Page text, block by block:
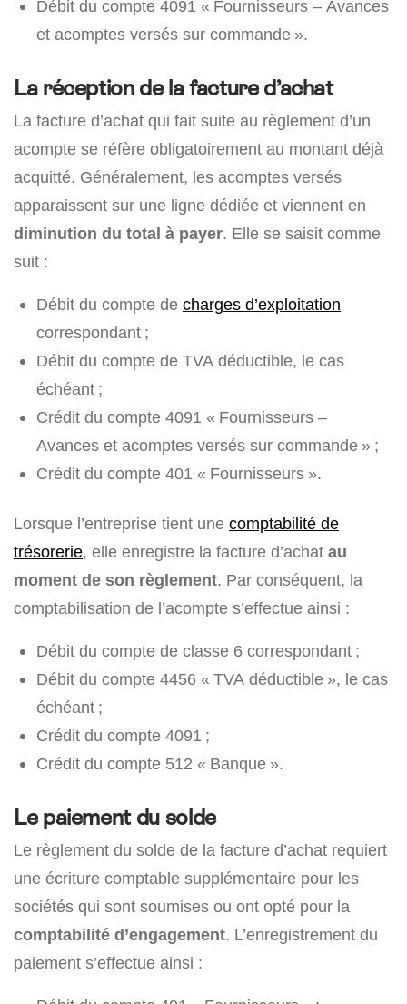
Débit du compte 4091 « Fournisseurs – Avances
et acomptes versés sur commande ».
La réception de la facture d’achat
La facture d’achat qui fait suite au règlement d’un
acompte se réfère obligatoirement au montant déjà
acquitté. Généralement, les acomptes versés
apparaissent sur une ligne dédiée et viennent en
diminution du total à payer. Elle se saisit comme
suit :
Débit du compte de charges d’exploitation
correspondant ;
Débit du compte de TVA déductible, le cas
échéant ;
Crédit du compte 4091 « Fournisseurs –
Avances et acomptes versés sur commande » ;
Crédit du compte 401 « Fournisseurs ».
Lorsque l’entreprise tient une comptabilité de
trésorerie, elle enregistre la facture d’achat au
moment de son règlement. Par conséquent, la
comptabilisation de l’acompte s’effectue ainsi :
Débit du compte de classe 6 correspondant ;
Débit du compte 4456 « TVA déductible », le cas
échéant ;
Crédit du compte 4091 ;
Crédit du compte 512 « Banque ».
Le paiement du solde
Le règlement du solde de la facture d’achat requiert
une écriture comptable supplémentaire pour les
sociétés qui sont soumises ou ont opté pour la
comptabilité d’engagement. L’enregistrement du
paiement s’effectue ainsi :